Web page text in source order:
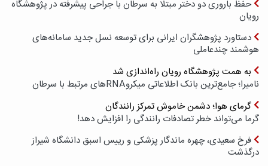
حفظ باروری دو دختر مبتلا به سرطان با جراحی پیشرفته در پژوهشگاه
رویان
دستاورد پژوهشگران ایرانی برای توسعه نسل جدید سامانه‌های
هوشمند چندعاملی
به همت پژوهشگاه رویان راه‌اندازی شد
نامیرا؛ جامع‌ترین بانک اطلاعاتی میکروRNAهای مرتبط با سرطان
گرمای هوا؛ دشمن خاموش تمرکز رانندگان
گرما می‌تواند خطر تصادفات رانندگی را افزایش دهد!
فرخ سعیدی، چهره ماندگار پزشکی و رییس اسبق دانشگاه شیراز
درگذشت